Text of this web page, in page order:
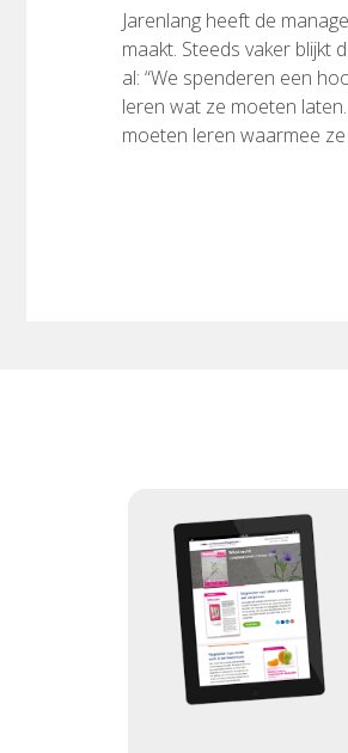
Jarenlang heeft de
maakt. Steeds vaker blijkt
al: “We spenderen een
leren wat ze moeten
moeten leren waarmee